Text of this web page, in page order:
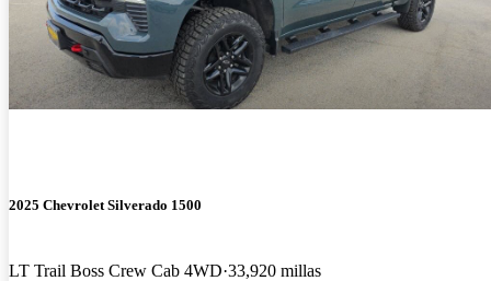
2025 Chevrolet Silverado 1500
LT Trail Boss Crew Cab 4WD 33,920 millas